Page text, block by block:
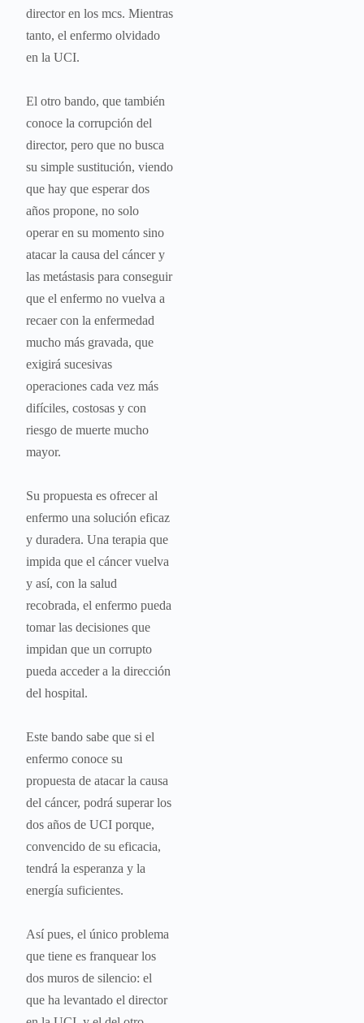
director en los mcs. Mientras
tanto, el enfermo olvidado
en la UCI.
El otro bando, que también
conoce la corrupción del
director, pero que no busca
su simple sustitución, viendo
que hay que esperar dos
años propone, no solo
operar en su momento sino
atacar la causa del cáncer y
las metástasis para conseguir
que el enfermo no vuelva a
recaer con la enfermedad
mucho más gravada, que
exigirá sucesivas
operaciones cada vez más
difíciles, costosas y con
riesgo de muerte mucho
mayor.
Su propuesta es ofrecer al
enfermo una solución eficaz
y duradera. Una terapia que
impida que el cáncer vuelva
y así, con la salud
recobrada, el enfermo pueda
tomar las decisiones que
impidan que un corrupto
pueda acceder a la dirección
del hospital.
Este bando sabe que si el
enfermo conoce su
propuesta de atacar la causa
del cáncer, podrá superar los
dos años de UCI porque,
convencido de su eficacia,
tendrá la esperanza y la
energía suficientes.
Así pues, el único problema
que tiene es franquear los
dos muros de silencio: el
que ha levantado el director